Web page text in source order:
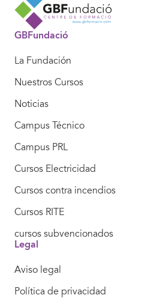
GBFundació
La Fundación
Nuestros Cursos
Noticias
Campus Técnico
Campus PRL
Cursos Electricidad
Cursos contra incendios
Cursos RITE
cursos subvencionados
Legal
Aviso legal
Política de privacidad